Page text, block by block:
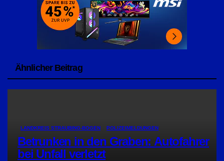
Ähnlicher Beitrag
LANDKREIS STRAUBING-BOGEN POLIZEIMELDUNGEN
Betrunken in den Graben: Autofahrer
bei Unfall verletzt